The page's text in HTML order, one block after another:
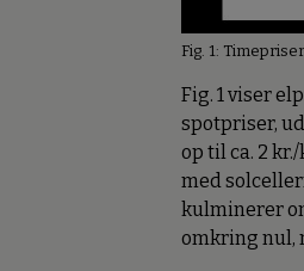
Fig. 1:
Fig. 1 viser
spotpriser,
op til ca. 2
med
kulminerer
omkring nul,